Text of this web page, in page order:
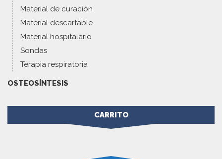
Material de curación
Material descartable
Material hospitalario
Sondas
Terapia respiratoria
OSTEOSÍNTESIS
CARRITO